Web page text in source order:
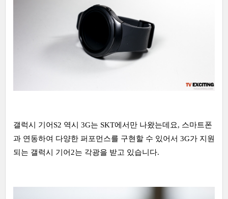
갤럭시 기어S2 역시 3G는 SKT에서만 나왔는데요, 스마트폰
과 연동하여 다양한 퍼포먼스를 구현할 수 있어서 3G가 지원
되는 갤럭시 기어2는 각광을 받고 있습니다.